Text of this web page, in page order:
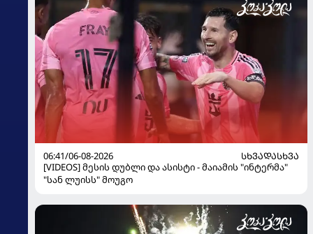
06:41/06-08-2026
ᲡᲮᲕᲐᲓᲐᲡᲮᲕᲐ
[VIDEOS] მესის დუბლი და ასისტი - მაიამის "ინტერმა"
"სან ლუისს" მოუგო